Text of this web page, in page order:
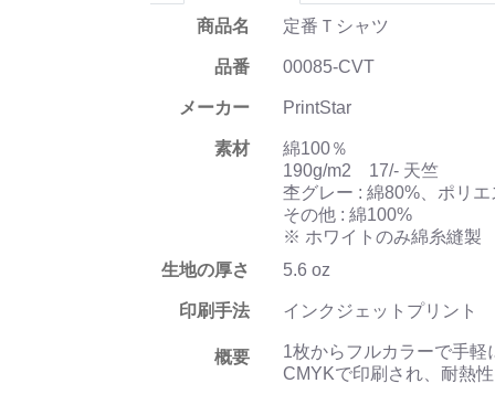
商品名 定番Ｔシャツ
品番 00085-CVT
メーカー PrintStar
素材
綿100％
190g/m2 17/- 天竺
杢グレー : 綿80%、ポリ
その他 : 綿100%
※ ホワイトのみ綿糸縫製
生地の厚さ
5.6 oz
印刷手法 インクジェットプリント
概要
1枚からフルカラーで手
CMYKで印刷され、耐熱